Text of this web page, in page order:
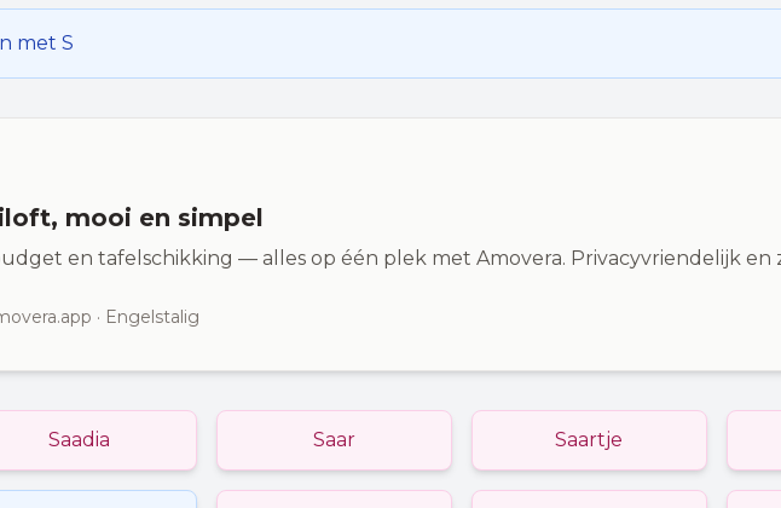
met S
mooi en simpel
en tafelschikking — alles op één plek met Amovera. Privacyvriendelijk
· Engelstalig
Saadia Saar Saartje